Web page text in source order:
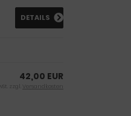
DETAILS
42,00 EUR
zzgl. Versandkosten